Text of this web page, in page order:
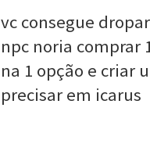
vc consegue
npc noria comprar
na 1 opção e criar
precisar em icarus